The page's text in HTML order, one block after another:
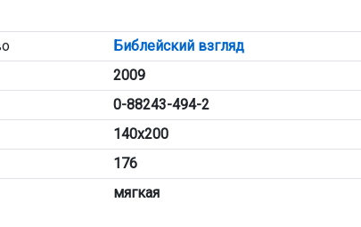
Библейский взгляд
2009
0-88243-494-2
140х200
176
мягкая